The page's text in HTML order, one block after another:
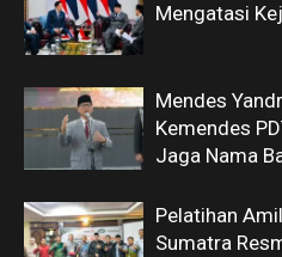
Mengatasi
Mendes
Kemendes
Jaga Nama
Pelatihan
Sumatra